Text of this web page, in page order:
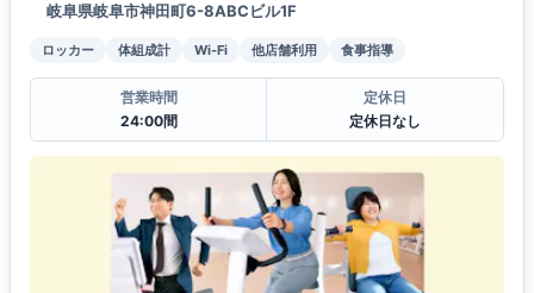
岐阜県岐阜市神田町6-8ABCビル1F
ロッカー 体組成計 Wi-Fi 他店舗利用 食事指導
営業時間
24:00間
定休日
定休日なし